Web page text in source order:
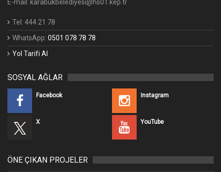
E-mail: karabukbelediyesi@hs01.kep.tr
Tel: 444 21 78
WhatsApp: 0501 078 78 78
Yol Tarifi Al
SOSYAL AĞLAR
Facebook Instagram
X YouTube
ÖNE ÇIKAN PROJELER